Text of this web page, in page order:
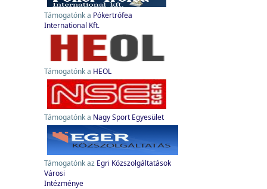
Támogatónk a Pókertrófea
International Kft.
Támogatónk a HEOL
Támogatónk a Nagy Sport Egyesület
Támogatónk az Egri Közszolgáltatások
Városi
Intézménye